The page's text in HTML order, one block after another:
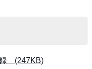
(247KB)